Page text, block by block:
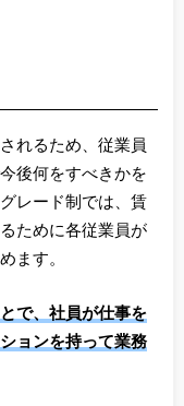
れるため、従業員
後何をすべきかを
レード制では、賃
ために各従業員が
ます。
で、社員が仕事を
ョンを持って業務